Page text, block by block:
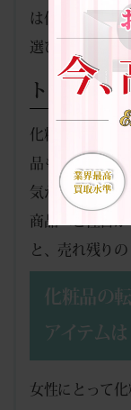
は信頼できる
選び、不自然に
トレンドの
化粧品市場は
品も短期間で売
気が集まった
商品へと注目
と、売れ残り
化粧品の
アイテムは
女性にとって